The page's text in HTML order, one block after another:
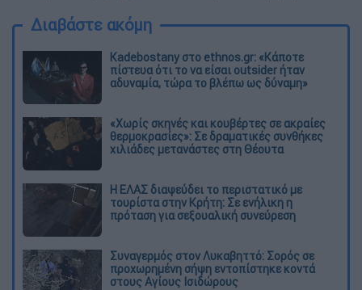
Διαβάστε ακόμη
Kadebostany στο ethnos.gr: «Κάποτε
πίστευα ότι το να είσαι outsider ήταν
αδυναμία, τώρα το βλέπω ως δύναμη»
«Χωρίς σκηνές και κουβέρτες σε ακραίες
θερμοκρασίες»: Σε δραματικές συνθήκες
χιλιάδες μετανάστες στη Θέουτα
Η ΕΛΑΣ διαψεύδει το περιστατικό με
τουρίστα στην Κρήτη: Σε ενήλικη η
πρόταση για σεξουαλική συνεύρεση
Συναγερμός στον Λυκαβηττό: Σορός σε
προχωρημένη σήψη εντοπίστηκε κοντά
στους Αγίους Ισιδώρους